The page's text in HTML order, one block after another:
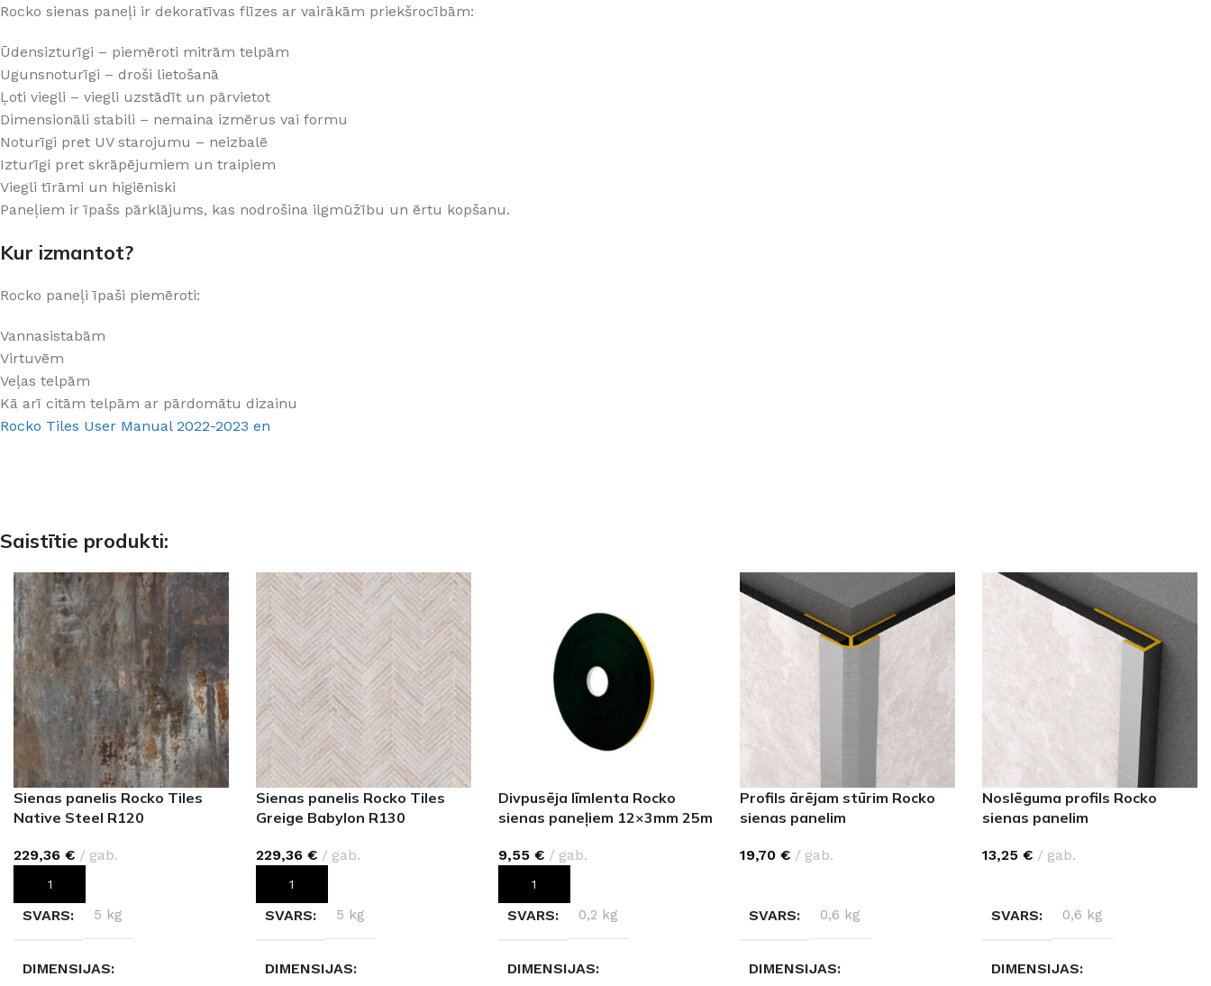
Sīkāk
PALĪGINSTRUMENTI
Otas
Rullīši
Sīkāk
Gumijas krāsa
Rocko sienas paneļi ir dekoratīvas flīzes ar vairākām priekšrocībām:
Ūdensizturīgi – piemēroti mitrām telpām
Ugunsnoturīgi – droši lietošanā
Ļoti viegli – viegli uzstādīt un pārvietot
Dimensionāli stabili – nemaina izmērus vai formu
Noturīgi pret UV starojumu – neizbalē
Izturīgi pret skrāpējumiem un traipiem
Viegli tīrāmi un higiēniski
Paneļiem ir īpašs pārklājums, kas nodrošina ilgmūžību un ērtu kopšanu.
Kur izmantot?
Rocko paneļi īpaši piemēroti:
Vannasistabām
Virtuvēm
Veļas telpām
Kā arī citām telpām ar pārdomātu dizainu
Rocko Tiles User Manual 2022-2023 en
Saistītie produkti:
Sienas panelis Rocko Tiles
Native Steel R120
229,36 € gab.
PIEVIENOT GROZAM
SVARS 5 kg
DIMENSIJAS
Sienas panelis Rocko Tiles
Greige Babylon R130
229,36 € gab.
PIEVIENOT GROZAM
SVARS 5 kg
DIMENSIJAS
Divpusēja līmlenta Rocko
sienas paneļiem 12×3mm 25m
9,55 € gab.
PIEVIENOT GROZAM
SVARS 0,2 kg
DIMENSIJAS
Profils ārējam stūrim Rocko
sienas panelim
19,70€ gab.
SVARS 0,6 kg
DIMENSIJAS
Noslēguma profils Rocko
sienas panelim
13,25€ gab.
SVARS 0,6 kg
DIMENSIJAS